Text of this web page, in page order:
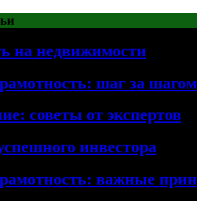
на недвижимости
шаг за шагом
советы от экспертов
инвестора
важные